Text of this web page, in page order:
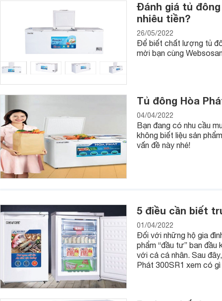
Đánh giá tủ
nhiêu tiền?
26/05/2022
Để biết chất lượng tủ
mời bạn cùng
Tủ đông Hòa
04/04/2022
Bạn đang có nhu cầu
không biết liệu sản
vấn đề này nhé!
5 điều cần biết
01/04/2022
Đối với những hộ gia
phẩm “đầu tư” ban
với cả cá nhân. Sau
Phát 300SR1 xem có